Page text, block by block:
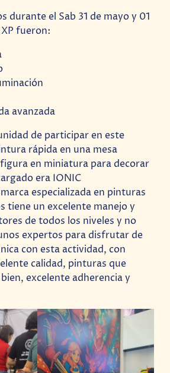
durante el Sab 31 de mayo y 01
fueron:
avanzada
de participar en este
rápida en una mesa
en miniatura para decorar
era IONIC
especializada en pinturas
tiene un excelente manejo y
de todos los niveles y no
expertos para disfrutar de
con esta actividad, con
calidad, pinturas que
excelente adherencia y